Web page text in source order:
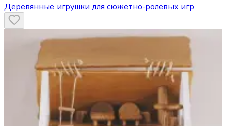
Деревянные игрушки для сюжетно-ролевых игр